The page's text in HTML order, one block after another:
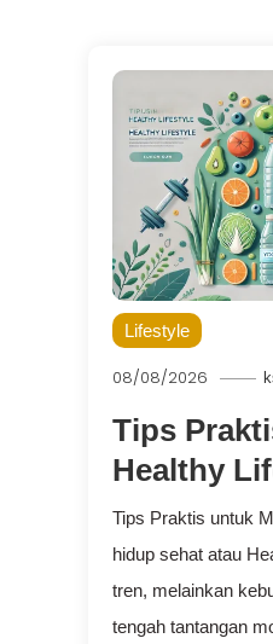
Lifestyle
08/08/2026
Tips
Healthy
Tips Praktis untuk
hidup sehat atau
tren, melainkan
tengah tantangan